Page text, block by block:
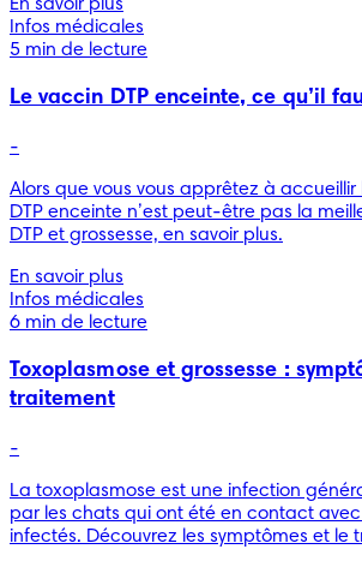
En savoir plus
Infos médicales
5 min de lecture
Le vaccin DTP enceinte, ce qu’il
-
Alors que vous vous apprêtez à
DTP enceinte n’est peut-être pas la
DTP et grossesse, en savoir plus.
En savoir plus
Infos médicales
6 min de lecture
Toxoplasmose et grossesse :
traitement
-
La toxoplasmose est une infection
par les chats qui ont été en contact
infectés. Découvrez les symptômes et le